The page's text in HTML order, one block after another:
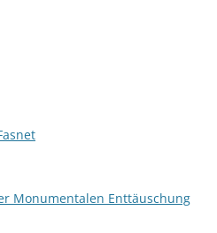
Monumentalen Enttäuschung